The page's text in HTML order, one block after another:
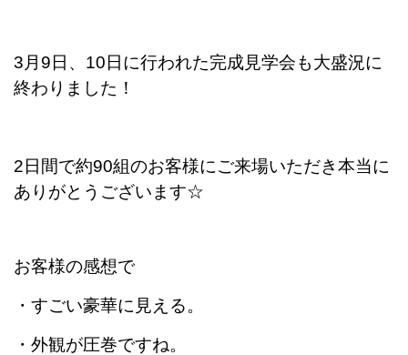
3月9日、10日に行われた完成見学会も大盛況に
終わりました！
2日間で約90組のお客様にご来場いただき本当に
ありがとう ございます☆
お客様の感想で
・すごい豪華に見える。
・外観が圧巻ですね。